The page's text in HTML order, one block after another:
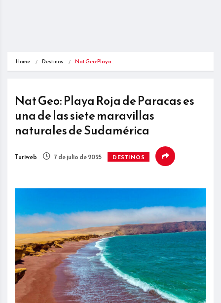
Home Destinos Nat Geo: Playa…
Nat Geo: Playa Roja de Paracas es
una de las siete maravillas
naturales de Sudamérica
Turiweb 7 de julio de 2025 DESTINOS